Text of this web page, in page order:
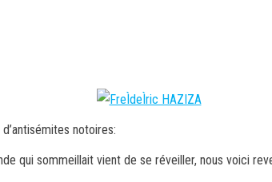
notoires:
qui sommeillait vient de se réveiller, nous voici